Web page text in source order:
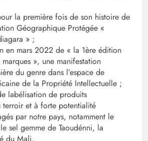
la première fois de son histoire de
Géographique Protégée «
» ;
en mars 2022 de « la 1ère édition
», une manifestation
du genre dans l’espace de
de la Propriété Intellectuelle ;
labélisation de produits
terroir et à forte potentialité
par notre pays, notamment le
sel gemme de Taoudénni, la
du Mali.